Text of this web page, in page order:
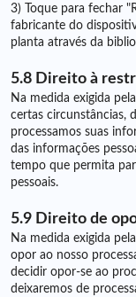
3) Toque para fechar
fabricante do
planta através da
5.8 Direito à
Na medida exigida
certas circunstâncias,
processamos suas
das informações
tempo que permita
pessoais.
5.9 Direito de
Na medida exigida
opor ao nosso
decidir opor-se ao
deixaremos de